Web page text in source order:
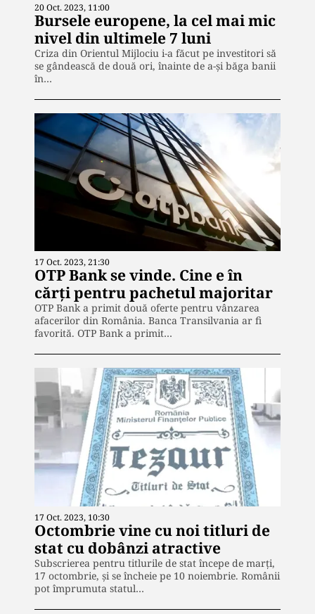
20 Oct. 2023, 11:00
Bursele europene, la cel mai mic
nivel din ultimele 7 luni
Criza din Orientul Mijlociu i-a făcut pe investitori să
se gândească de două ori, înainte de a-și băga banii
în…
17 Oct. 2023, 21:30
OTP Bank se vinde. Cine e în
cărți pentru pachetul majoritar
OTP Bank a primit două oferte pentru vânzarea
afacerilor din România. Banca Transilvania ar fi
favorită. OTP Bank a primit…
17 Oct. 2023, 10:30
Octombrie vine cu noi titluri de
stat cu dobânzi atractive
Subscrierea pentru titlurile de stat începe de marți,
17 octombrie, și se încheie pe 10 noiembrie. Românii
pot împrumuta statul…